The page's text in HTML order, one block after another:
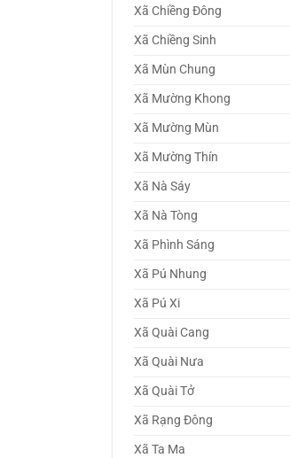
Xã Chiềng Đông
Xã Chiềng Sinh
Xã Mùn Chung
Xã Mường Khong
Xã Mường Mùn
Xã Mường Thín
Xã Nà Sáy
Xã Nà Tòng
Xã Phình Sáng
Xã Pú Nhung
Xã Pú Xi
Xã Quài Cang
Xã Quài Nưa
Xã Quài Tở
Xã Rạng Đông
Xã Ta Ma